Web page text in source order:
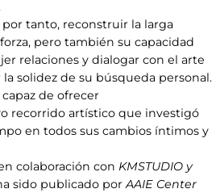
tanto, reconstruir la larga
pero también su capacidad
relaciones y dialogar con el arte
solidez de su búsqueda personal.
de ofrecer
recorrido artístico que investigó
en todos sus cambios íntimos y
colaboración con KMSTUDIO y
sido publicado porAAIE Center